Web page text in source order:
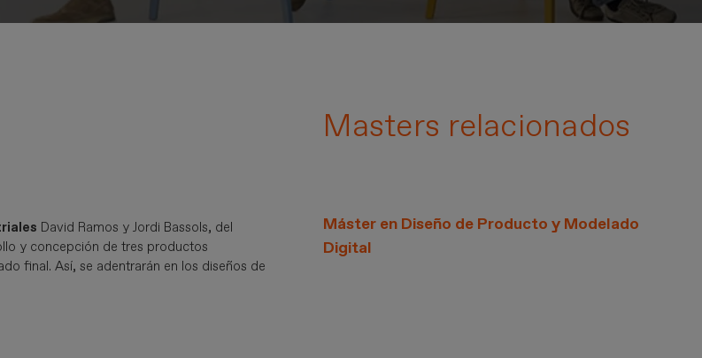
David Ramos y Jordi Bassols, del
y concepción de tres productos
final. Así, se adentrarán en los diseños de
Masters relacionados
Máster en Diseño de Producto y Modelado
Digital